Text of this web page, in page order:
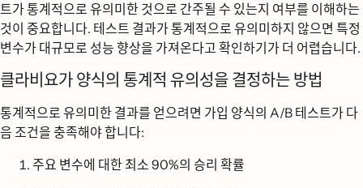
트가 통계적으로 유의미한 것으로 간주될 수 있는지 여부를 이해하는
것이 중요합니다. 테스트 결과가 통계적으로 유의미하지 않으면 특정
변수가 대규모로 성능 향상을 가져온다고 확인하기가 더 어렵습니다.
클라비요가 양식의 통계적 유의성을 결정하는 방법
통계적으로 유의미한 결과를 얻으려면 가입 양식의 A/B 테스트가 다
음 조건을 충족해야 합니다:
주요 변수에 대한 최소 90%의 승리 확률